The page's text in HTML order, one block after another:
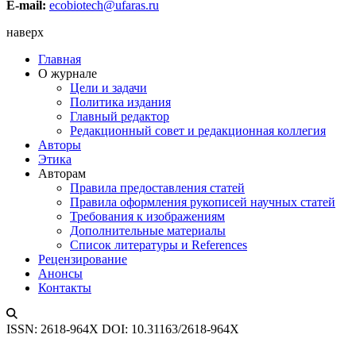
E-mail: ecobiotech@ufaras.ru
наверх
Главная
О журнале
Цели и задачи
Политика издания
Главный редактор
Редакционный совет и редакционная коллегия
Авторы
Этика
Авторам
Правила предоставления статей
Правила оформления рукописей научных статей
Требования к изображениям
Дополнительные материалы
Список литературы и References
Рецензирование
Анонсы
Контакты
ISSN: 2618-964X DOI: 10.31163/2618-964X